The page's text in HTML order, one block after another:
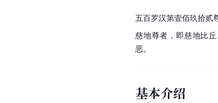
五百罗汉第壹佰玖拾贰
慈地尊者，即慈地比丘
恶。
基本介绍